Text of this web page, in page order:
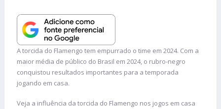
A torcida do Flamengo tem empurrado o time em 2024. Com a
maior média de público do Brasil em 2024, o rubro-negro
conquistou resultados importantes para a temporada
jogando em casa.
Veja a influência da torcida do Flamengo nos jogos em casa